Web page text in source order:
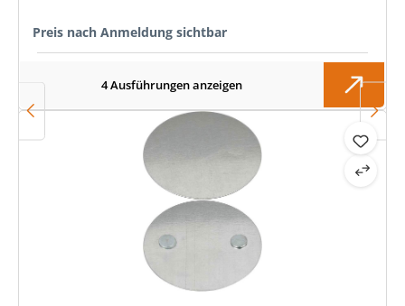
Preis nach Anmeldung sichtbar
4 Ausführungen anzeigen